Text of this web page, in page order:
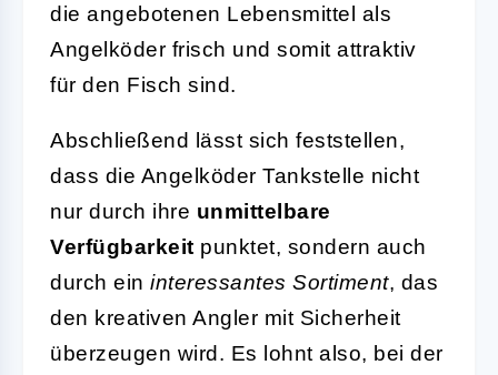
die angebotenen Lebensmittel als
Angelköder frisch und somit attraktiv
für den Fisch sind.
Abschließend lässt sich feststellen,
dass die Angelköder Tankstelle nicht
nur durch ihre unmittelbare
Verfügbarkeit punktet, sondern auch
durch ein interessantes Sortiment, das
den kreativen Angler mit Sicherheit
überzeugen wird. Es lohnt also, bei der